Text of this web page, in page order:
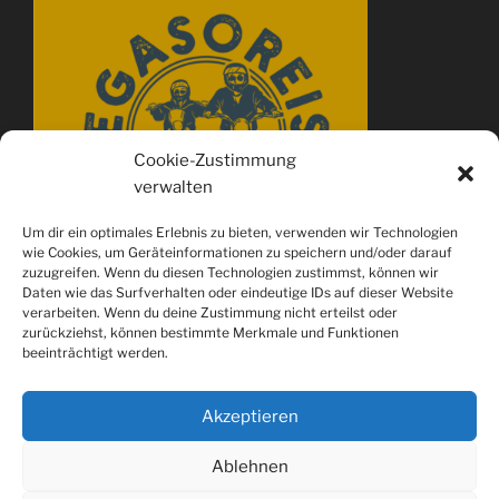
Cookie-Zustimmung
verwalten
Um dir ein optimales Erlebnis zu bieten, verwenden wir Technologien
wie Cookies, um Geräteinformationen zu speichern und/oder darauf
zuzugreifen. Wenn du diesen Technologien zustimmst, können wir
Daten wie das Surfverhalten oder eindeutige IDs auf dieser Website
verarbeiten. Wenn du deine Zustimmung nicht erteilst oder
zurückziehst, können bestimmte Merkmale und Funktionen
beeinträchtigt werden.
Akzeptieren
Ablehnen
Instagram